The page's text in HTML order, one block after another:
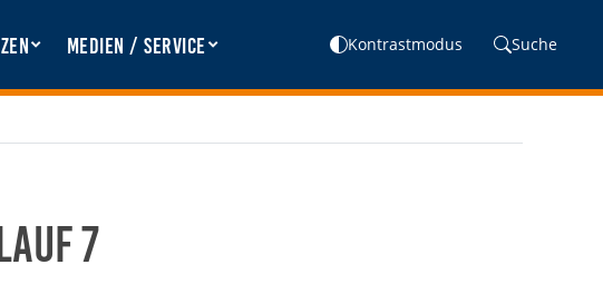
Medien / Service Kontrastmodus Suche
7